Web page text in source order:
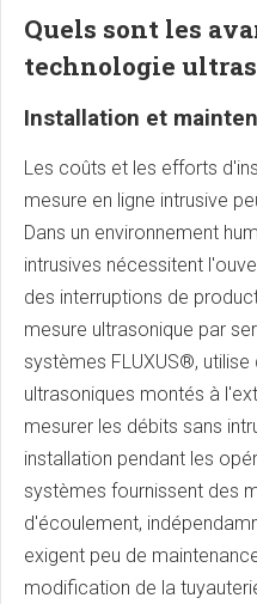
Quels sont les
technologie
Installation et
Les coûts et les efforts
mesure en ligne intrusive
Dans un environnement
intrusives nécessitent
des interruptions de
mesure ultrasonique par
systèmes FLUXUS®,
ultrasoniques montés à
mesurer les débits sans
installation pendant les
systèmes fournissent des
d'écoulement,
exigent peu de
modification de la